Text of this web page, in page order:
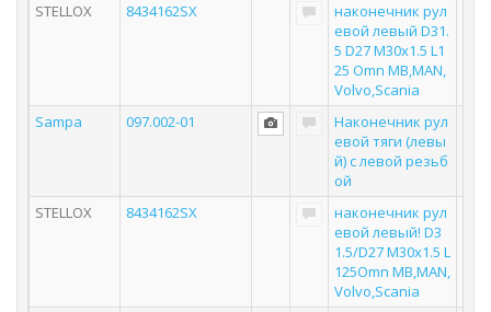
STELLOX
8434162SX
наконечник рул
евой левый D31.
5 D27 M30x1.5 L1
25 Omn MB,MAN,
Volvo,Scania
Sampa
097.002-01
Наконечник рул
евой тяги (левы
й) с левой резьб
ой
STELLOX
8434162SX
наконечник рул
евой левый! D3
1.5/D27 M30x1.5 L
125Omn MB,MAN,
Volvo,Scania